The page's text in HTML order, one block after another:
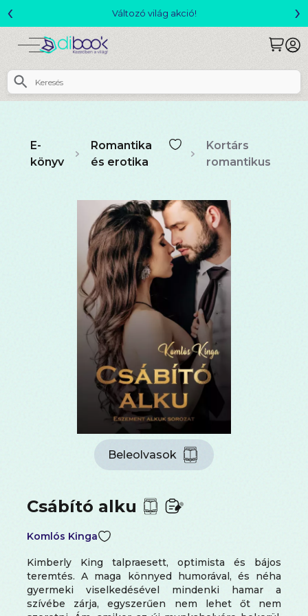
Változó világ akció!
‹ ›
E-
könyv
Romantika
és erotika
Kortárs
romantikus
Beleolvasok
Csábító alku
Komlós Kinga
Kimberly King talpraesett, optimista és bájos
teremtés. A maga könnyed humorával, és néha
gyermeki viselkedésével mindenki hamar a
szívébe zárja, egyszerűen nem lehet őt nem